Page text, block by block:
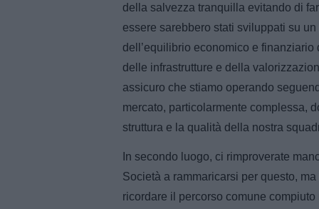
della salvezza tranquilla evitando di
essere sarebbero stati sviluppati su
dell’equilibrio economico e
delle infrastrutture e della
assicuro che stiamo operando
mercato, particolarmente complessa,
struttura e la qualità della nostra
In secondo luogo, ci rimproverate
Società a rammaricarsi per questo,
ricordare il percorso comune